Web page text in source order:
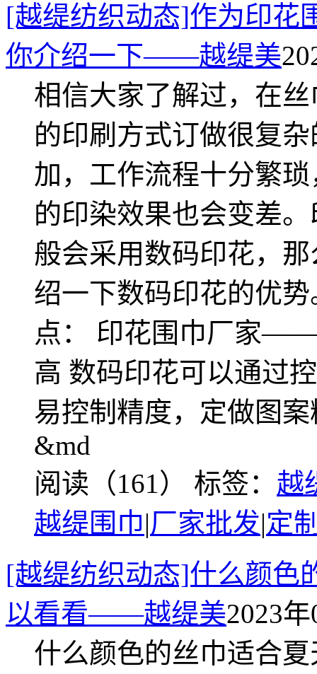
[越缇纺织动态]作为印花
你介绍一下——越缇美
相信大家了解过，在
的印刷方式订做很复
加，工作流程十分繁
的印染效果也会变差
般会采用数码印花，
绍一下数码印花的优
点： 印花围巾厂家——
高 数码印花可以通过
易控制精度，定做图
&md
阅读（161） 标签： 越
越缇围巾|厂家批发|定
[越缇纺织动态]什么颜色
以看看——越缇美2023
什么颜色的丝巾适合